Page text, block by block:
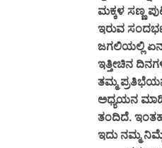
ಮಕ್ಕಳ ಸಣ್ಣ
ಇರುವ
ಜಗಲಿಯಲ್ಲಿ
ಇತ್ತೀಚಿನ
ತಮ್ಮ
ಅಧ್ಯಯನ ಮಾಡಿ
ತಂದಿದೆ. ಇಂತಹ
ಇದು ನಮ್ಮ